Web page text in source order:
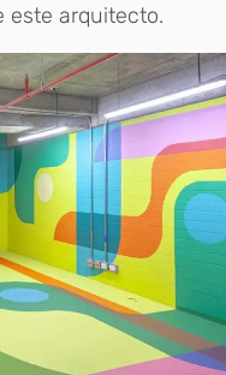
este arquitecto.